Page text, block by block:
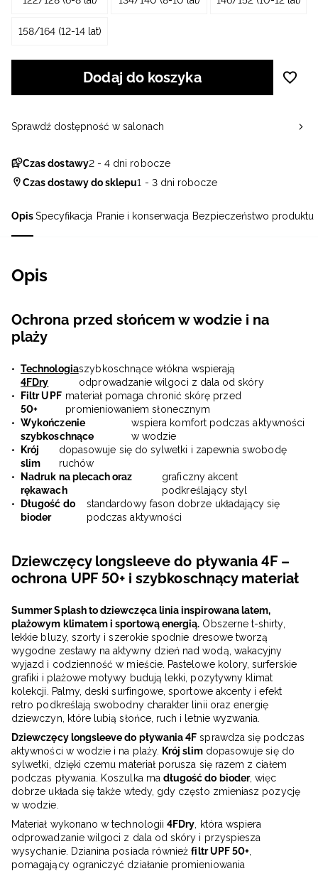
OpisSpecyfikacja Pranie i konserwacja Bezpieczeństwo produktu
Opis
Ochrona przed słońcem w wodzie i na
plaży
Technologia
4FDry
szybkoschnące włókna wspierają
odprowadzanie wilgoci z dala od skóry
Filtr UPF
50+
materiał pomaga chronić skórę przed
promieniowaniem słonecznym
Wykończenie
szybkoschnące
wspiera komfort podczas aktywności
w wodzie
Krój
slim
dopasowuje się do sylwetki i zapewnia swobodę
ruchów
Nadruk na plecach oraz
rękawach
graficzny akcent
podkreślający styl
Długość do
bioder
standardowy fason dobrze układający się
podczas aktywności
Dziewczęcy longsleeve do pływania 4F –
ochrona UPF 50+ i szybkoschnący materiał
Summer Splash to dziewczęca linia inspirowana latem,
plażowym klimatem i sportową energią. Obszerne t-shirty,
lekkie bluzy, szorty i szerokie spodnie dresowe tworzą
wygodne zestawy na aktywny dzień nad wodą, wakacyjny
wyjazd i codzienność w mieście. Pastelowe kolory, surferskie
grafiki i plażowe motywy budują lekki, pozytywny klimat
kolekcji. Palmy, deski surfingowe, sportowe akcenty i efekt
retro podkreślają swobodny charakter linii oraz energię
dziewczyn, które lubią słońce, ruch i letnie wyzwania.
Dziewczęcy longsleeve do pływania 4F sprawdza się podczas
aktywności w wodzie i na plaży. Krój slimdopasowuje się do
sylwetki, dzięki czemu materiał porusza się razem z ciałem
podczas pływania. Koszulka ma długość do bioder, więc
dobrze układa się także wtedy, gdy często zmieniasz pozycję
w wodzie.
Materiał wykonano w technologii4FDry, która wspiera
odprowadzanie wilgoci z dala od skóry i przyspiesza
wysychanie. Dzianina posiada równieżfiltr UPF 50+,
pomagający ograniczyć działanie promieniowania
158/164 (12-14 lat)
Dodaj do koszyka
Czas dostawy2 - 4 dni robocze
Czas dostawy do sklepu1 - 3 dni robocze
Sprawdź dostępność w salonach